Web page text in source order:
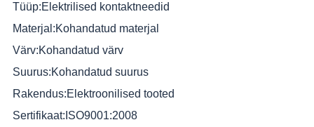
Tüüp:Elektrilised kontaktneedid
Materjal:Kohandatud materjal
Värv:Kohandatud värv
Suurus:Kohandatud suurus
Rakendus:Elektroonilised tooted
Sertifikaat: ISO9001:2008